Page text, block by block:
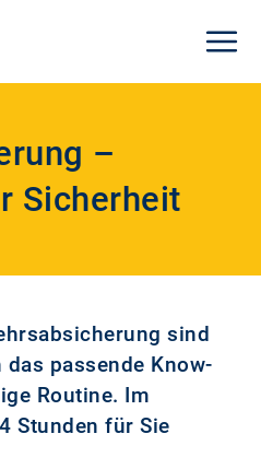
–
Sicherheit
sind
passende Know-
Routine. Im
Stunden für Sie